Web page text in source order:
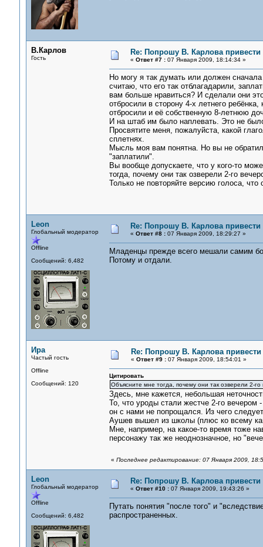
В.Карлов
Гость
Re: Попрошу В. Карлова привести
« Ответ #7 :07 Января 2009, 18:14:34 »
Но могу я так думать или должен
считаю, что его так отблагадарили,
вам больше нравиться? И сделали они
отбросили в сторону 4-х летнего
отбросили и её собственную 8-летнюю
И на штаб им было наплевать. Это не
Просвятите меня, пожалуйста, какой
сплетнях.
Мысль моя вам понятна. Но вы не
"заплатили".
Вы вообще допускаете, что у кого-то
тогда, почему они так озверели 2-го
Только не повторяйте версию голоса,
Leon
Глобальный модератор
Offline
Сообщений: 6,482
Re: Попрошу В. Карлова привести
« Ответ #8 :07 Января 2009, 18:29:27 »
Младенцы прежде всего мешали самим
Потому и отдали.
Ира
Частый гость
Offline
Сообщений: 120
Re: Попрошу В. Карлова привести
« Ответ #9 :07 Января 2009, 18:54:01 »
Цитировать
Объясните мне тогда, почему они так озверели 2-
Здесь, мне кажется, небольшая
То, что уроды стали жестче 2-го
он с нами не попрощался. Из чего
Аушев вышел из школы (плюс ко всему
Мне, например, на какое-то время тоже
персонажу так же неоднозначное, но
« Последнее редактирование: 07 Января 2009,
Leon
Глобальный модератор
Offline
Сообщений: 6,482
Re: Попрошу В. Карлова привести
« Ответ #10 :07 Января 2009, 19:43:26 »
Путать понятия "после того" и
распространенных.